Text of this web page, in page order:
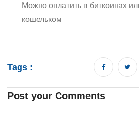
Можно оплатить в биткоинах
кошельком
Tags :
Post your Comments